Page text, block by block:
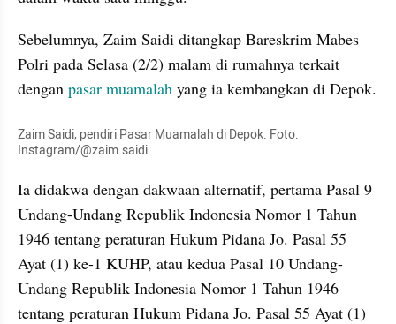
Sebelumnya, Zaim Saidi ditangkap Bareskrim Mabes
Polri pada Selasa (2/2) malam di rumahnya terkait
dengan pasar muamalah
Zaim Saidi, pendiri Pasar Muamalah di Depok. Foto:
Instagram/@zaim.saidi
Ia didakwa dengan dakwaan alternatif, pertama Pasal 9
Undang-Undang Republik Indonesia Nomor 1 Tahun
1946 tentang peraturan Hukum Pidana Jo. Pasal 55
Ayat (1) ke-1 KUHP, atau kedua Pasal 10 Undang-
Undang Republik Indonesia Nomor 1 Tahun 1946
tentang peraturan Hukum Pidana Jo. Pasal 55 Ayat (1)